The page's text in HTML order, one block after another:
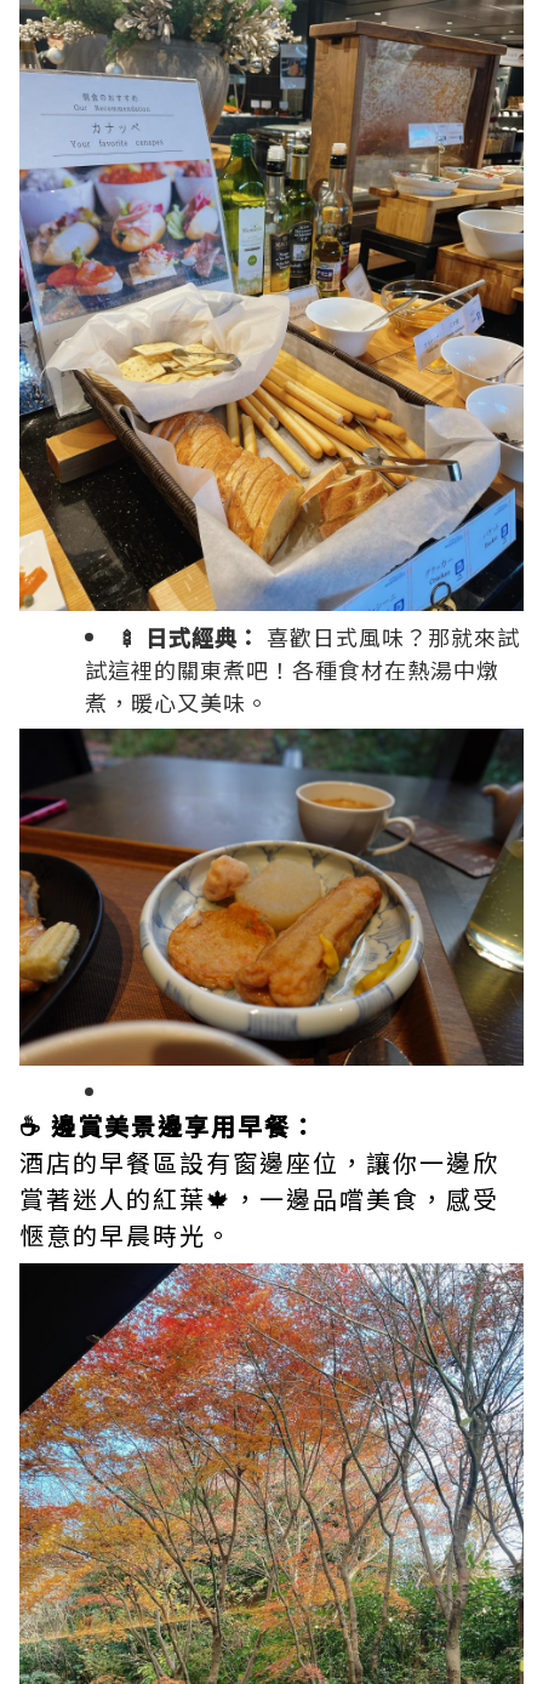
🍢 日式經典： 喜歡日式風味？那就來試
試這裡的關東煮吧！各種食材在熱湯中燉
煮，暖心又美味。
☕️ 邊賞美景邊享用早餐：
酒店的早餐區設有窗邊座位，讓你一邊欣
賞著迷人的紅葉🍁，一邊品嚐美食，感受
愜意的早晨時光。